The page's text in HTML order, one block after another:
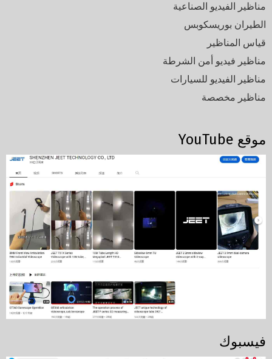
مناظير الفيديو الصناعية
الطيران بوريسكوبس
قياس المناظير
مناظير فيديو أمن الشرطة
مناظير الفيديو للسيارات
مناظير مخصصة
موقع YouTube
فيسبوك